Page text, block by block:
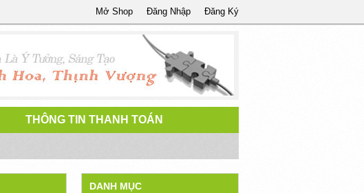
Đăng Ký
Đăng Nhập
Mở Shop
THÔNG TIN THANH TOÁN
DANH MỤC